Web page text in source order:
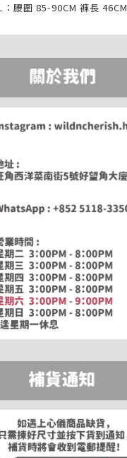
：腰圍 85-90CM 褲長 46CM